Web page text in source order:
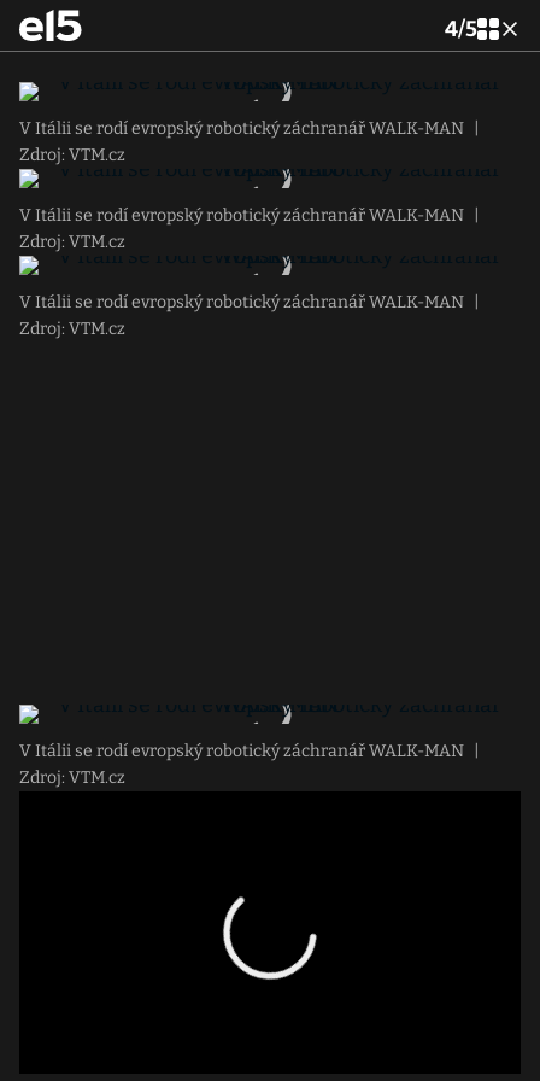
4/5
V Itálii se rodí evropský robotický záchranář WALK-MAN
Zdroj: VTM.cz
V Itálii se rodí evropský robotický záchranář WALK-MAN
Zdroj: VTM.cz
V Itálii se rodí evropský robotický záchranář WALK-MAN
Zdroj: VTM.cz
V Itálii se rodí evropský robotický záchranář WALK-MAN
Zdroj: VTM.cz